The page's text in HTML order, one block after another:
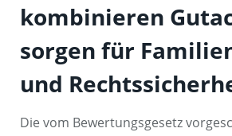
kombinieren
sorgen für
und
Die vom Bewertungsgesetz